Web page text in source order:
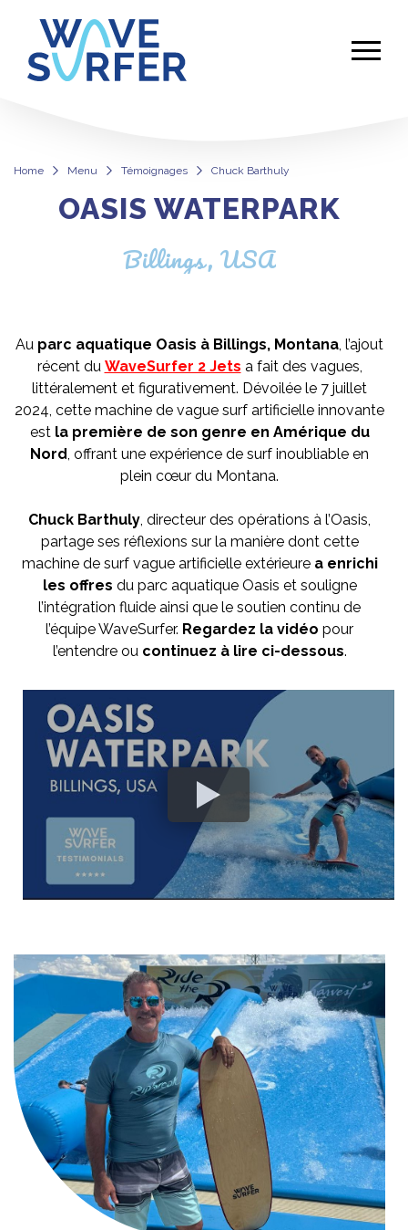
Home Menu Témoignages Chuck Barthuly
Chuck Barthuly
OASIS WATERPARK
Billings, USA
Au parc aquatique Oasis à Billings, Montana, l’ajout
récent du WaveSurfer 2 Jets a fait des vagues,
littéralement et figurativement. Dévoilée le 7 juillet
2024, cette machine de vague surf artificielle innovante
est la première de son genre en Amérique du
Nord, offrant une expérience de surf inoubliable en
plein cœur du Montana.
Chuck Barthuly, directeur des opérations à l’Oasis,
partage ses réflexions sur la manière dont cette
machine de surf vague artificielle extérieurea enrichi
les offres du parc aquatique Oasis et souligne
l’intégration fluide ainsi que le soutien continu de
l’équipe WaveSurfer. Regardez la vidéo pour
l’entendre ou continuez à lire ci-dessous.